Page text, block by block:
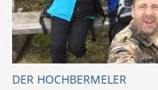
DER HOCHBERMELER